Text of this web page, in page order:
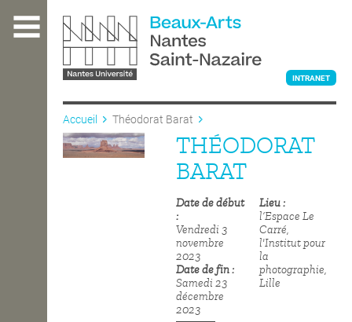
contenu
L'ÉCOLE
INTRANET
Accueil Théodorat Barat
THÉODORAT
BARAT
Date de début
Vendredi 3
novembre
2023
Date de fin
Samedi 23
décembre
2023
Lieu
l’Espace Le
Carré,
l'Institut pour
la
photographie,
Lille